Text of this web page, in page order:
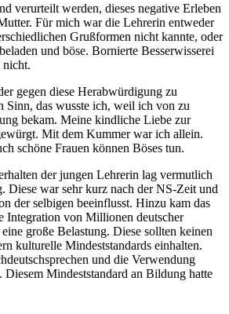
verurteilt werden, dieses negative Erleben
Für mich war die Lehrerin entweder
Grußformen nicht kannte, oder
und böse. Bornierte Besserwisserei
nicht.
gegen diese Herabwürdigung zu
Sinn, das wusste ich, weil ich von zu
bekam. Meine kindliche Liebe zur
Mit dem Kummer war ich allein.
schöne Frauen können Böses tun.
der jungen Lehrerin lag vermutlich
Diese war sehr kurz nach der NS-Zeit und
der selbigen beeinflusst. Hinzu kam das
Integration von Millionen deutscher
große Belastung. Diese sollten keinen
kulturelle Mindeststandards einhalten.
und die Verwendung
Diesem Mindeststandard an Bildung hatte